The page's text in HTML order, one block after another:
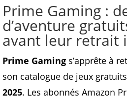
Prime Gaming :
d’aventure
avant leur retrait
Prime Gaming s’apprête à
son catalogue de jeux
2025. Les abonnés Amazon